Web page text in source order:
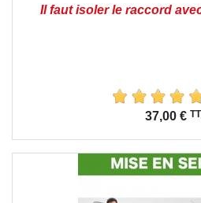
Il faut isoler le raccord
37,00 €